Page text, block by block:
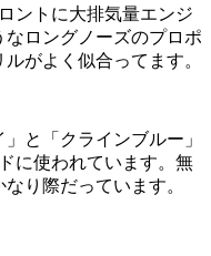
ントに大排気量エンジ
ロングノーズのプロポ
がよく似合ってます。
と「クラインブルー」
に使われています。無
り際だっています。